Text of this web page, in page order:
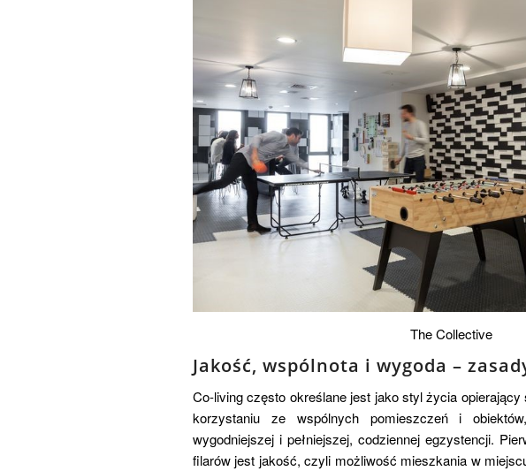
The Collective
Jakość, wspólnota i wygoda –
Co-living często określane jest jako styl życia
korzystaniu ze wspólnych pomieszczeń i
wygodniejszej i pełniejszej, codziennej egzystencji.
filarów jest jakość, czyli możliwość mieszkania w